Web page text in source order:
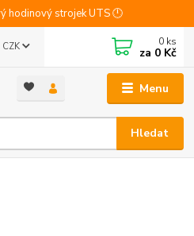
hodinový strojek UTS 🕛
Menu
CZK
Hledat
0 ks
za 0 Kč